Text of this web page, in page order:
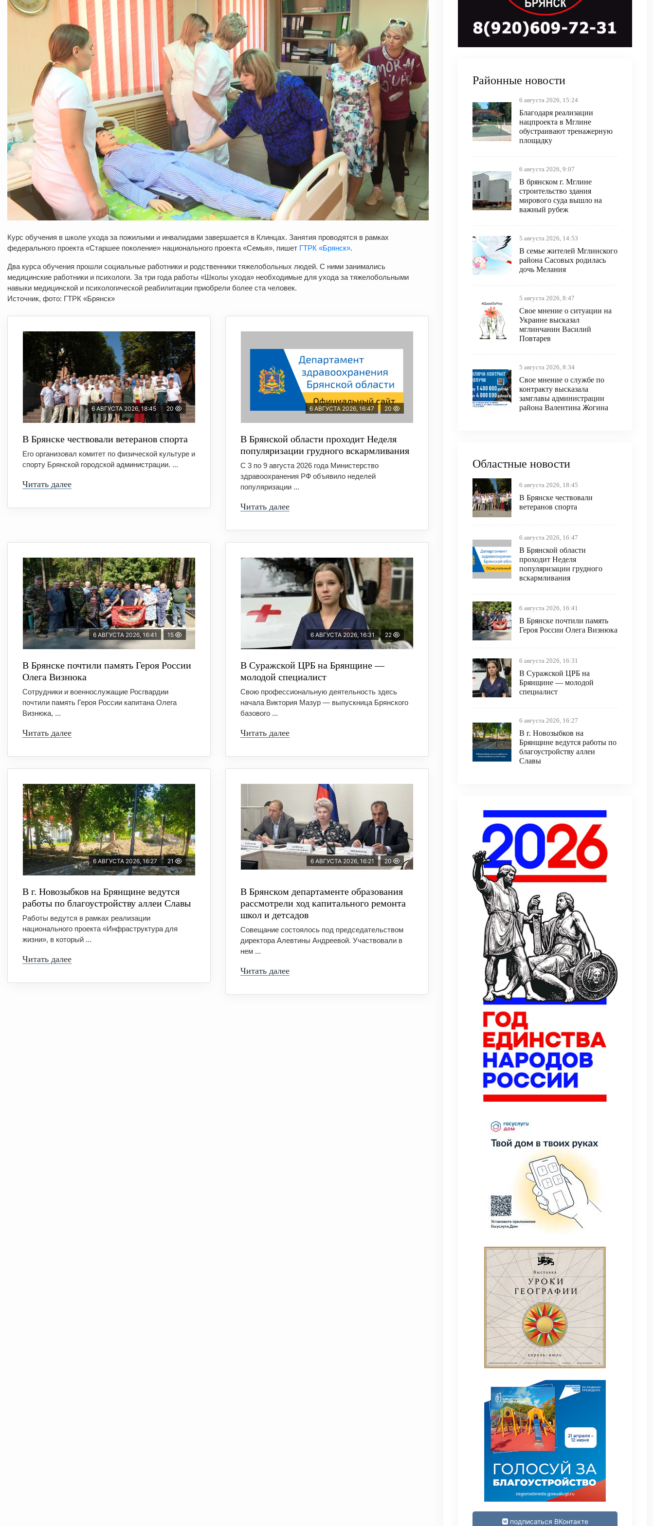
Курс обучения в школе ухода за пожилыми и инвалидами завершается в Клинцах. Занятия проводятся в рамках
федерального проекта «Старшее поколение» национального проекта «Семья», пишет ГТРК «Брянск».
Два курса обучения прошли социальные работники и родственники тяжелобольных людей. С ними занимались
медицинские работники и психологи. За три года работы «Школы ухода» необходимые для ухода за тяжелобольными
навыки медицинской и психологической реабилитации приобрели более ста человек.
Источник, фото: ГТРК «Брянск»
6 АВГУСТА 2026, 18:45 20
В Брянске чествовали ветеранов спорта
Его организовал комитет по физической культуре и
спорту Брянской городской администрации. ...
Читать далее
6 АВГУСТА 2026, 16:47 20
В Брянской области проходит Неделя
популяризации грудного вскармливания
С 3 по 9 августа 2026 года Министерство
здравоохранения РФ объявило неделей
популяризации ...
Читать далее
6 АВГУСТА 2026, 16:41 15
В Брянске почтили память Героя России
Олега Визнюка
Сотрудники и военнослужащие Росгвардии
почтили память Героя России капитана Олега
Визнюка, ...
Читать далее
6 АВГУСТА 2026, 16:31 22
В Суражской ЦРБ на Брянщине —
молодой специалист
Свою профессиональную деятельность здесь
начала Виктория Мазур — выпускница Брянского
базового ...
Читать далее
6 АВГУСТА 2026, 16:27 21
В г. Новозыбков на Брянщине ведутся
работы по благоустройству аллеи Славы
Работы ведутся в рамках реализации
национального проекта «Инфраструктура для
жизни», в который ...
Читать далее
6 АВГУСТА 2026, 16:21 20
В Брянском департаменте образования
рассмотрели ход капитального ремонта
школ и детсадов
Совещание состоялось под председательством
директора Алевтины Андреевой. Участвовали в
нем ...
Читать далее
Районные новости
6 августа 2026, 15:24
Благодаря реализации
нацпроекта в Мглине
обустраивают тренажерную
площадку
6 августа 2026, 9:07
В брянском г. Мглине
строительство здания
мирового суда вышло на
важный рубеж
5 августа 2026, 14:53
В семье жителей Мглинского
района Сасовых родилась
дочь Мелания
5 августа 2026, 8:47
Свое мнение о ситуации на
Украине высказал
мглинчанин Василий
Повтарев
5 августа 2026, 8:34
Свое мнение о службе по
контракту высказала
замглавы администрации
района Валентина Жогина
Областные новости
6 августа 2026, 18:45
В Брянске чествовали
ветеранов спорта
6 августа 2026, 16:47
В Брянской области
проходит Неделя
популяризации грудного
вскармливания
6 августа 2026, 16:41
В Брянске почтили память
Героя России Олега Визнюка
6 августа 2026, 16:31
В Суражской ЦРБ на
Брянщине — молодой
специалист
6 августа 2026, 16:27
В г. Новозыбков на
Брянщине ведутся работы по
благоустройству аллеи
Славы
подписаться ВКонтакте